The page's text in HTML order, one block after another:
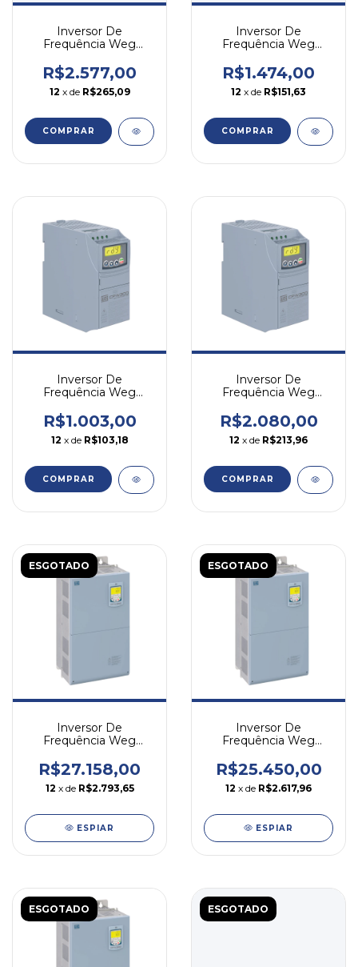
Inversor De
Frequência Weg
Tri
R$2.577,00
12 x de R$265,09
COMPRAR
Inversor De
Frequência Weg
Monofásico
R$1.474,00
12 x de R$151,63
COMPRAR
Inversor De
Frequência Weg
220v Monofásico
R$1.003,00
12 x de R$103,18
COMPRAR
Inversor De
Frequência Weg
Mono/tri
R$2.080,00
12 x de R$213,96
COMPRAR
ESGOTADO
Inversor De
Frequência Weg
380v Trifásico
R$27.158,00
12 x de R$2.793,65
ESPIAR
ESGOTADO
Inversor De
Frequência Weg
380v Trifásico
R$25.450,00
12 x de R$2.617,96
ESPIAR
ESGOTADO ESGOTADO